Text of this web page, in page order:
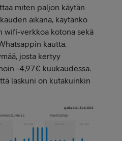
miten paljon käytän
aikana, käytänkö
wifi-verkkoa kotona sekä
kautta.
josta kertyy
-4,97€ kuukaudessa.
laskuni on kutakuinkin